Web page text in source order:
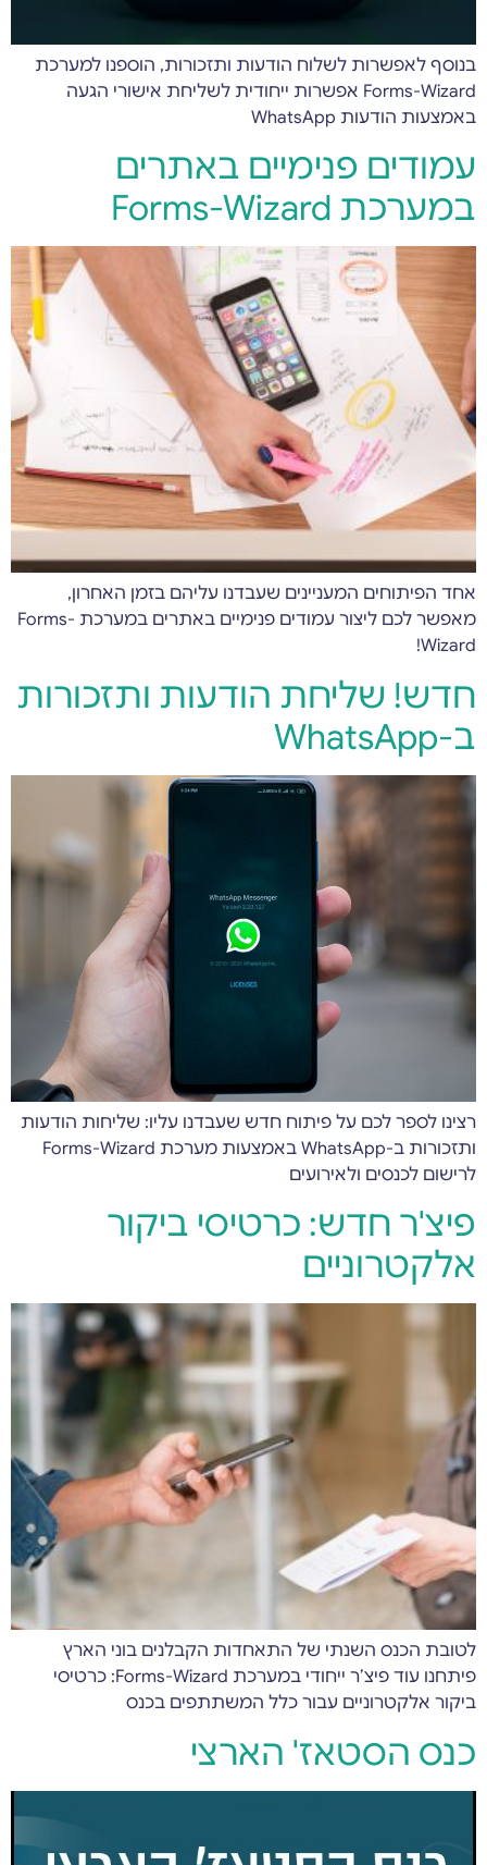
בנוסף לאפשרות לשלוח הודעות ותזכורות, הוספנו למערכת
Forms-Wizard אפשרות ייחודית לשליחת אישורי הגעה
באמצעות הודעות WhatsApp
עמודים פנימיים באתרים
במערכת Forms-Wizard
אחד הפיתוחים המעניינים שעבדנו עליהם בזמן האחרון,
מאפשר לכם ליצור עמודים פנימיים באתרים במערכת Forms-
Wizard!
חדש! שליחת הודעות ותזכורות
ב-WhatsApp
רצינו לספר לכם על פיתוח חדש שעבדנו עליו: שליחות הודעות
ותזכורות ב-WhatsApp באמצעות מערכת Forms-Wizard
לרישום לכנסים ולאירועים
פיצ'ר חדש: כרטיסי ביקור
אלקטרוניים
לטובת הכנס השנתי של התאחדות הקבלנים בוני הארץ
פיתחנו עוד פיצ’ר ייחודי במערכת Forms-Wizard: כרטיסי
ביקור אלקטרוניים עבור כלל המשתתפים בכנס
כנס הסטאז' הארצי